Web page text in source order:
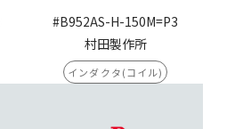
#B952AS-H-150M=P3
村田製作所
インダクタ(コイル)